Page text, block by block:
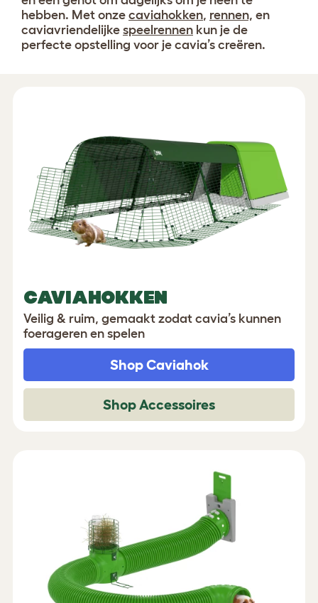
hebben. Met onze caviahokken, rennen, en
caviavriendelijke speelrennen kun je de
perfecte opstelling voor je cavia’s creëren.
CAVIAHOKKEN
Veilig & ruim, gemaakt zodat cavia’s kunnen
foerageren en spelen
Shop Caviahok
Shop Accessoires